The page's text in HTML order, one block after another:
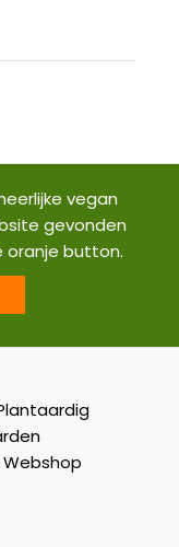
vegan
gevonden
oranje button.